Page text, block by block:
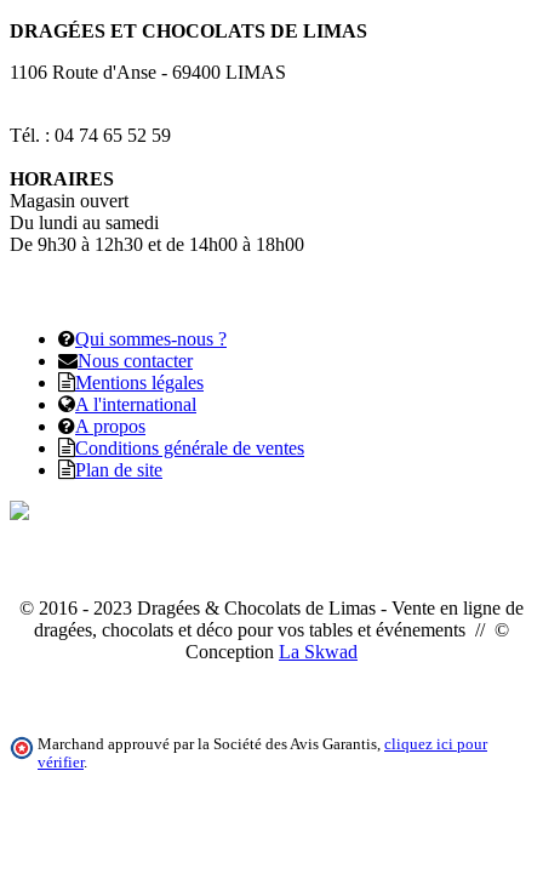
DRAGÉES ET CHOCOLATS DE LIMAS
1106 Route d'Anse - 69400 LIMAS
Tél. : 04 74 65 52 59
HORAIRES
Magasin ouvert
Du lundi au samedi
De 9h30 à 12h30 et de 14h00 à 18h00
Qui sommes-nous ?
Nous contacter
Mentions légales
A l'international
A propos
Conditions générale de ventes
Plan de site
© 2016 - 2023 Dragées & Chocolats de Limas - Vente en ligne de
dragées, chocolats et déco pour vos tables et événements // ©
Conception La Skwad
Marchand approuvé par la Société des Avis Garantis, cliquez ici pour
vérifier.